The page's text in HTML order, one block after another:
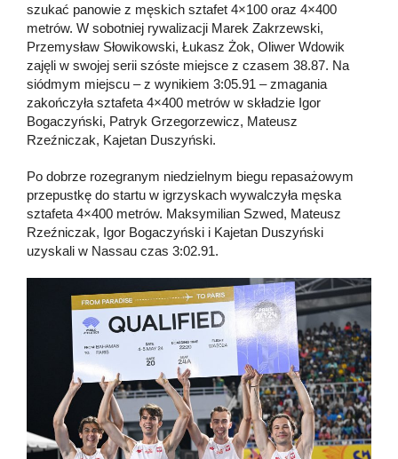
szukać panowie z męskich sztafet 4×100 oraz 4×400
metrów. W sobotniej rywalizacji Marek Zakrzewski,
Przemysław Słowikowski, Łukasz Żok, Oliwer Wdowik
zajęli w swojej serii szóste miejsce z czasem 38.87. Na
siódmym miejscu – z wynikiem 3:05.91 – zmagania
zakończyła sztafeta 4×400 metrów w składzie Igor
Bogaczyński, Patryk Grzegorzewicz, Mateusz
Rzeźniczak, Kajetan Duszyński.
Po dobrze rozegranym niedzielnym biegu repasażowym
przepustkę do startu w igrzyskach wywalczyła męska
sztafeta 4×400 metrów. Maksymilian Szwed, Mateusz
Rzeźniczak, Igor Bogaczyński i Kajetan Duszyński
uzyskali w Nassau czas 3:02.91.